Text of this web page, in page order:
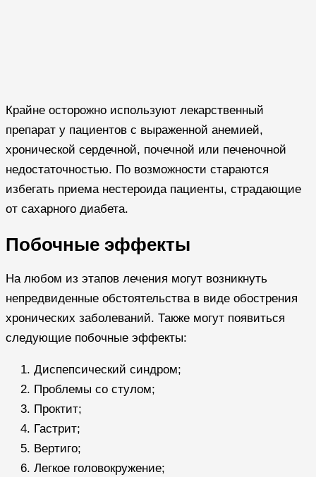
Крайне осторожно используют лекарственный
препарат у пациентов с выраженной анемией,
хронической сердечной, почечной или печеночной
недостаточностью. По возможности стараются
избегать приема нестероида пациенты, страдающие
от сахарного диабета.
Побочные эффекты
На любом из этапов лечения могут возникнуть
непредвиденные обстоятельства в виде обострения
хронических заболеваний. Также могут появиться
следующие побочные эффекты:
Диспепсический синдром;
Проблемы со стулом;
Проктит;
Гастрит;
Вертиго;
Легкое головокружение;